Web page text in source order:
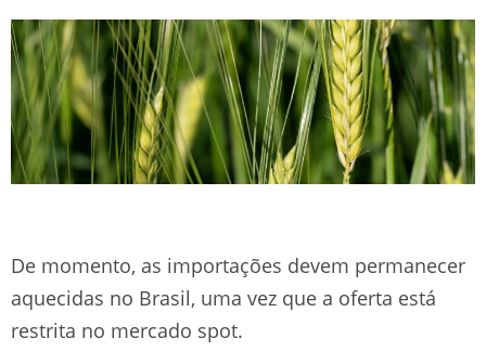
De momento, as importações devem permanecer
aquecidas no Brasil, uma vez que a oferta está
restrita no mercado spot.